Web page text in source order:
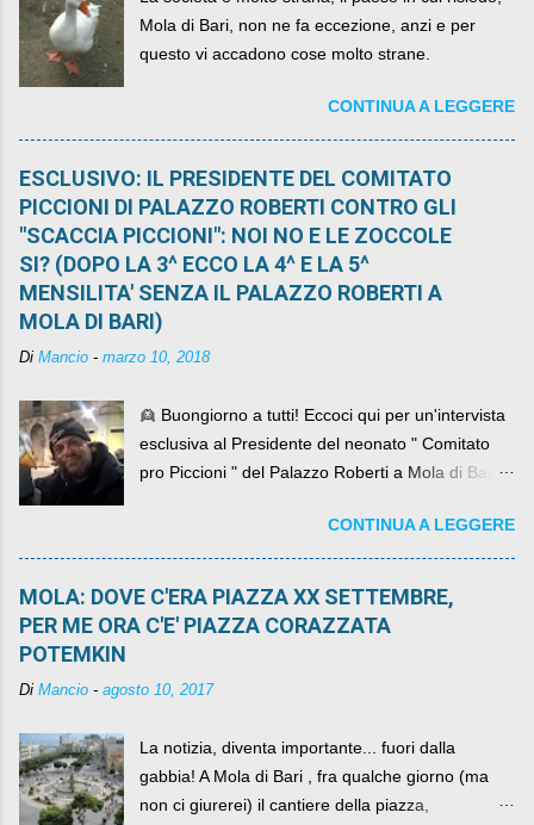
Mola di Bari, non ne fa eccezione, anzi e per
questo vi accadono cose molto strane.
CONTINUA A LEGGERE
ESCLUSIVO: IL PRESIDENTE DEL COMITATO
PICCIONI DI PALAZZO ROBERTI CONTRO GLI
"SCACCIA PICCIONI": NOI NO E LE ZOCCOLE
SI? (DOPO LA 3^ ECCO LA 4^ E LA 5^
MENSILITA' SENZA IL PALAZZO ROBERTI A
MOLA DI BARI)
Di Mancio - marzo 10, 2018
👱 Buongiorno a tutti! Eccoci qui per un'intervista
esclusiva al Presidente del neonato " Comitato
pro Piccioni " del Palazzo Roberti a Mola di Bari ,
come definirlo... signor?....CONTINUA A LEGGERE
MOLA: DOVE C'ERA PIAZZA XX SETTEMBRE,
PER ME ORA C'E' PIAZZA CORAZZATA
POTEMKIN
Di Mancio - agosto 10, 2017
La notizia, diventa importante... fuori dalla
gabbia! A Mola di Bari , fra qualche giorno (ma
non ci giurerei) il cantiere della piazza,